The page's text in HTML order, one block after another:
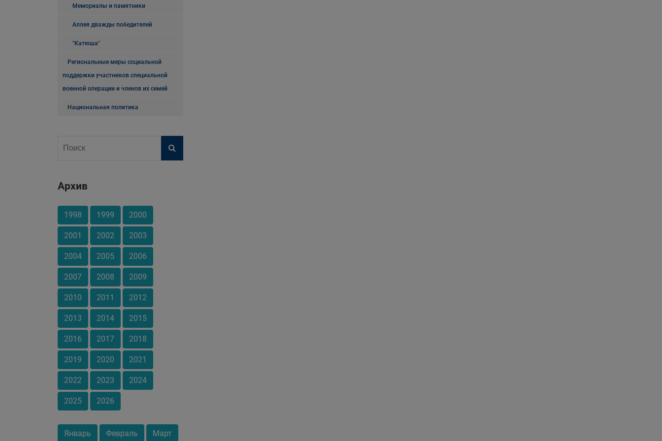
Мемориалы и памятники
Аллея дважды победителей
"Катюша"
Региональные меры социальной
поддержки участников специальной
военной операции и членов их семей
Национальная политика
Архив
1998 1999 2000
2001 2002 2003
2004 2005 2006
2007 2008 2009
2010 2011 2012
2013 2014 2015
2016 2017 2018
2019 2020 2021
2022 2023 2024
2025 2026
Январь Февраль Март